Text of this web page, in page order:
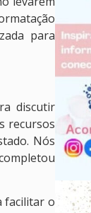
para
discutir
recursos
Nós
facilitar o